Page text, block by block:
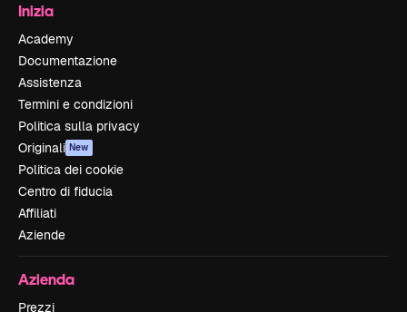
Inizia
Academy
Documentazione
Assistenza
Termini e condizioni
Politica sulla privacy
Originali New
Politica dei cookie
Centro di fiducia
Affiliati
Aziende
Azienda
Prezzi